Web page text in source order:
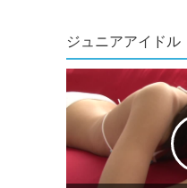
ジュニアアイドル